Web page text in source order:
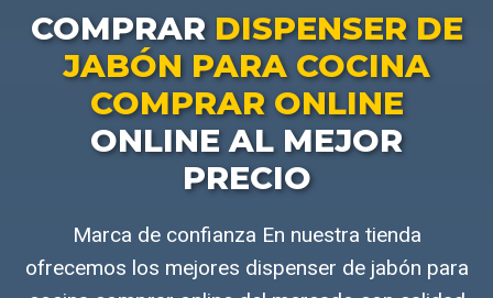
COMPRAR DISPENSER DE
JABÓN PARA COCINA
COMPRAR ONLINE
ONLINE AL MEJOR
PRECIO
Marca de confianza En nuestra tienda
ofrecemos los mejores dispenser de jabón para